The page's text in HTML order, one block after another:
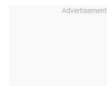
Advertisement